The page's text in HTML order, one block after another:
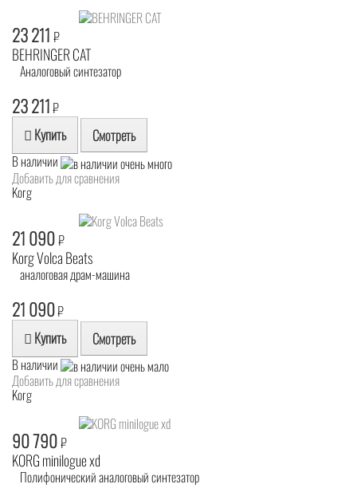
23 211 ₽
BEHRINGER CAT
Аналоговый синтезатор
23 211₽
Купить Смотреть
В наличии
Добавить для сравнения
Korg
21 090₽
Korg Volca Beats
аналоговая драм-машина
21 090₽
Купить Смотреть
В наличии
Добавить для сравнения
Korg
90 790₽
KORG minilogue xd
Полифонический аналоговый синтезатор